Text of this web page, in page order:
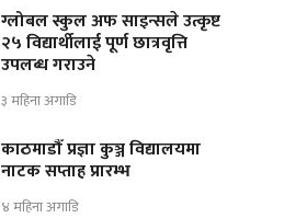
ग्लोबल स्कुल अफ साइन्सले उत्कृष्ट
२५ विद्यार्थीलाई पूर्ण छात्रवृत्ति
उपलब्ध गराउने
३ महिना अगाडि
काठमाडौँ प्रज्ञा कुञ्ज विद्यालयमा
नाटक सप्ताह प्रारम्भ
४ महिना अगाडि